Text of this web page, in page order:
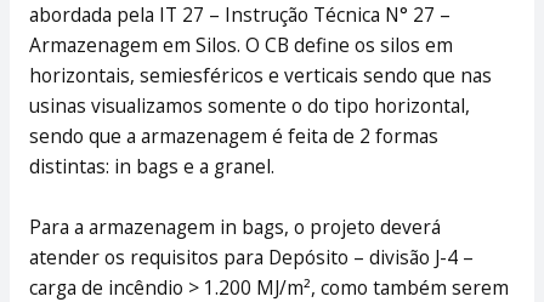
abordada pela IT 27 – Instrução Técnica N° 27 –
Armazenagem em Silos. O CB define os silos em
horizontais, semiesféricos e verticais sendo que nas
usinas visualizamos somente o do tipo horizontal,
sendo que a armazenagem é feita de 2 formas
distintas: in bags e a granel.
Para a armazenagem in bags, o projeto deverá
atender os requisitos para Depósito – divisão J-4 –
carga de incêndio > 1.200 MJ/m², como também serem